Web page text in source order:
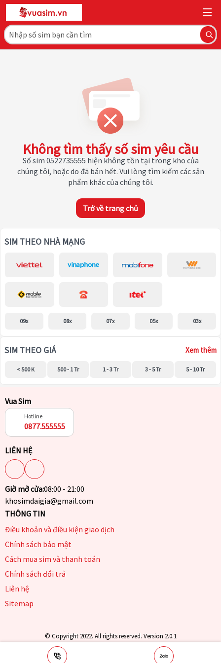
Không tìm thấy số sim yêu cầu
Số sim 0522735555 hiện không tồn tại trong kho của
chúng tôi, hoặc do đã bán hết. Vui lòng tìm kiếm các sản
phẩm khác của chúng tôi.
Trở về trang chủ
SIM THEO NHÀ MẠNG
09x 08x 07x 05x 03x
SIM THEO GIÁ Xem thêm
< 500 K 500 - 1 Tr 1 - 3 Tr 3 - 5 Tr 5 - 10 Tr
Vua Sim
Hotline
0877.555555
LIÊN HỆ
Giờ mở cửa:08:00 - 21:00
khosimdaigia@gmail.com
THÔNG TIN
Điều khoản và điều kiện giao dịch
Chính sách bảo mật
Cách mua sim và thanh toán
Chính sách đổi trả
Liên hệ
Sitemap
© Copyright 2022. All rights reserved. Version 2.0.1